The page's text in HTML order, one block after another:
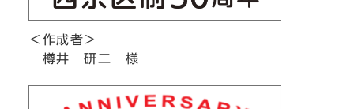
＜作成者＞
樽井 研二 様